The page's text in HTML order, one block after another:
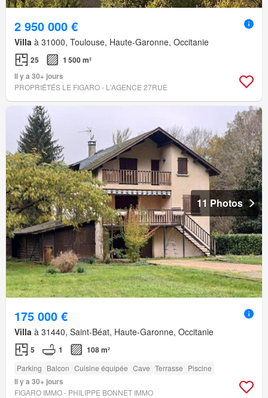
2 950 000 €
Villa à 31000, Toulouse, Haute-Garonne, Occitanie
25
1 500 m²
Il y a 30+ jours
PROPRIÉTÉS LE FIGARO - L'AGENCE 27RUE
11 Photos
175 000 €
Villa à 31440, Saint-Béat, Haute-Garonne, Occitanie
5 1 108 m²
Parking Balcon Cuisine équipée Cave Terrasse Piscine
Il y a 30+ jours
FIGARO IMMO - PHILIPPE BONNET IMMO